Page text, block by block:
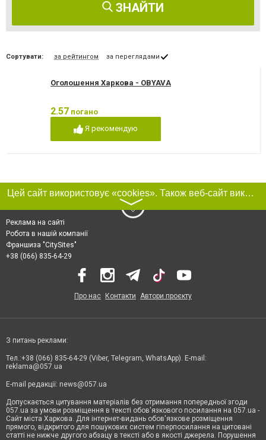
ЗНАЙТИ
Сортувати: за рейтингом за переглядами
Оголошення Харкова - OBYAVA
2.57 погано
Я рекомендую
Цей сайт використовує «cookies». Також веб-сайт використовує інтернет-сервіс для збору технічних даних стосовно відвідувачів з метою отримання маркетингової та статистичної інформації. Умови обробки даних відвідувачів сайту див.
〉
Реклама на сайті
Робота в нашій компанії
Франшиза "CitySites"
+38 (066) 835-64-29
Про нас Контакти Автори проєкту
З питань реклами:
Тел.:+38 (066) 835-64-29 (Viber, Telegram, WhatsApp). E-mail:
reklama@057.ua
E-mail редакції: news@057.ua
Допускається цитування матеріалів без отримання попередньої згоди
057.ua за умови розміщення в тексті обов'язкового посилання на 057.ua -
Сайт міста Харкова. Для інтернет-видань обов'язкове розміщення
прямого, відкритого для пошукових систем гіперпосилання на цитовані
статті не нижче другого абзацу в тексті або в якості джерела. Порушення